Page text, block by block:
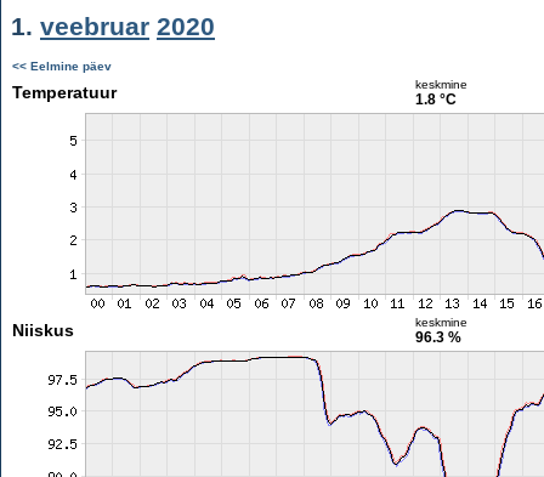
1. veebruar 2020
<< Eelmine päev
Temperatuur keskmine
1.8 °C
Niiskus keskmine
96.3 %